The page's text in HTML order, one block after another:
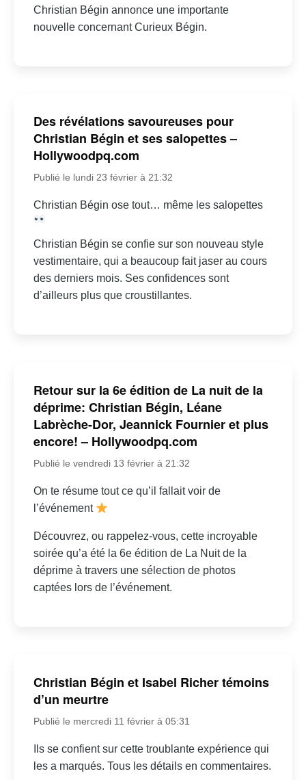
Christian Bégin annonce une importante
nouvelle concernant Curieux Bégin.
Des révélations savoureuses pour
Christian Bégin et ses salopettes –
Hollywoodpq.com
Publié le lundi 23 février à 21:32
Christian Bégin ose tout… même les salopettes
Christian Bégin se confie sur son nouveau style
vestimentaire, qui a beaucoup fait jaser au cours
des derniers mois. Ses confidences sont
d’ailleurs plus que croustillantes.
Retour sur la 6e édition de La nuit de la
déprime: Christian Bégin, Léane
Labrèche-Dor, Jeannick Fournier et plus
encore! – Hollywoodpq.com
Publié le vendredi 13 février à 21:32
On te résume tout ce qu’il fallait voir de
l’événement
Découvrez, ou rappelez-vous, cette incroyable
soirée qu’a été la 6e édition de La Nuit de la
déprime à travers une sélection de photos
captées lors de l’événement.
Christian Bégin et Isabel Richer témoins
d’un meurtre
Publié le mercredi 11 février à 05:31
Ils se confient sur cette troublante expérience qui
les a marqués. Tous les détails en commentaires.